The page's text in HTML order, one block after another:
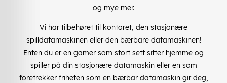
og mye mer.
Vi har tilbehøret til kontoret, den stasjonære
spilldatamaskinen eller den bærbare datamaskinen!
Enten du er en gamer som stort sett sitter hjemme og
spiller på din stasjonære datamaskin eller en som
foretrekker friheten som en bærbar datamaskin gir deg,